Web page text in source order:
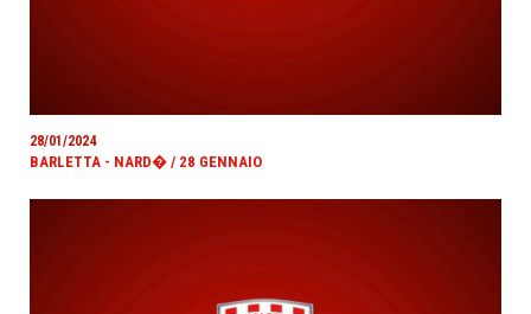
28/01/2024
BARLETTA - NARD� / 28 GENNAIO